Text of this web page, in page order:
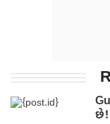
છે!